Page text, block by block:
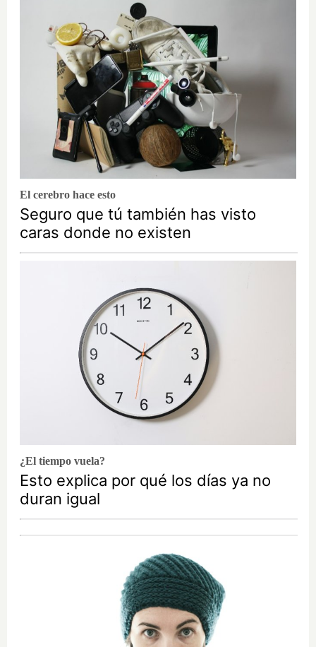
El cerebro hace esto
Seguro que tú también has visto
caras donde no existen
¿El tiempo vuela?
Esto explica por qué los días ya no
duran igual